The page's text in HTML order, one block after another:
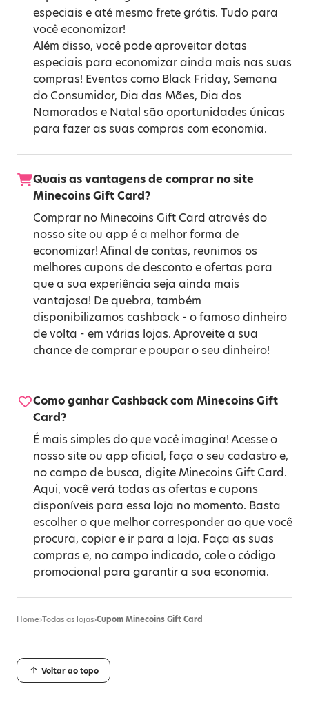
especiais e até mesmo frete grátis. Tudo para
você economizar!
Além disso, você pode aproveitar datas
especiais para economizar ainda mais nas suas
compras! Eventos como Black Friday, Semana
do Consumidor, Dia das Mães, Dia dos
Namorados e Natal são oportunidades únicas
para fazer as suas compras com economia.
Quais as vantagens de comprar no site
Minecoins Gift Card?
Comprar no Minecoins Gift Card através do
nosso site ou app é a melhor forma de
economizar! Afinal de contas, reunimos os
melhores cupons de desconto e ofertas para
que a sua experiência seja ainda mais
vantajosa! De quebra, também
disponibilizamos cashback - o famoso dinheiro
de volta - em várias lojas. Aproveite a sua
chance de comprar e poupar o seu dinheiro!
Como ganhar Cashback com Minecoins Gift
Card?
É mais simples do que você imagina! Acesse o
nosso site ou app oficial, faça o seu cadastro e,
no campo de busca, digite Minecoins Gift Card.
Aqui, você verá todas as ofertas e cupons
disponíveis para essa loja no momento. Basta
escolher o que melhor corresponder ao que você
procura, copiar e ir para a loja. Faça as suas
compras e, no campo indicado, cole o código
promocional para garantir a sua economia.
Home›Todas as lojas›Cupom Minecoins Gift Card
Voltar ao topo